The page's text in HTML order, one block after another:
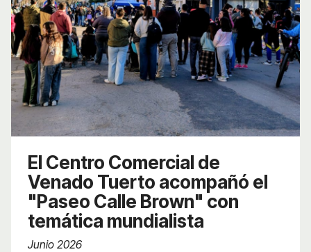
El Centro Comercial de
Venado Tuerto acompañó el
"Paseo Calle Brown" con
temática mundialista
Junio 2026